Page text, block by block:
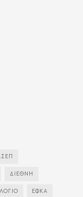
ΔΙΕΘΝΗ
ΕΦΚΑ